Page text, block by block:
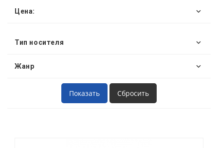
Цена:
Тип носителя
Жанр